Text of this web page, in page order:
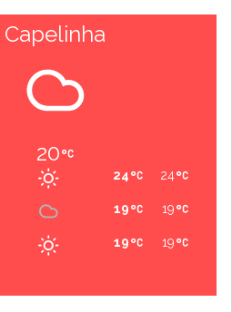
Capelinha
20
24
24
19
19
19
19